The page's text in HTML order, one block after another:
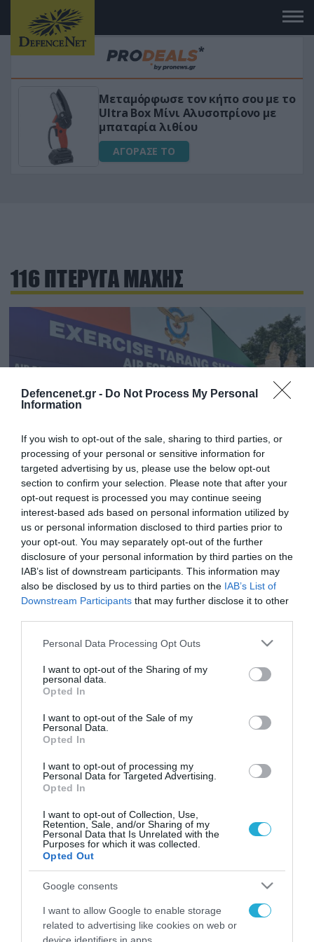
Defencenet.gr - Do Not Process My Personal
Information
If you wish to opt-out of the sale, sharing to third parties, or
processing of your personal or sensitive information for
targeted advertising by us, please use the below opt-out
section to confirm your selection. Please note that after your
opt-out request is processed you may continue seeing
interest-based ads based on personal information utilized by
us or personal information disclosed to third parties prior to
your opt-out. You may separately opt-out of the further
disclosure of your personal information by third parties on the
IAB’s list of downstream participants. This information may
also be disclosed by us to third parties on the IAB’s List of
Downstream Participants that may further disclose it to other
Please note that this website/app uses one or more Google
not limited to your visit or usage behaviour. You may click to
grant or deny consent to Google and its third-party tags to
use your data for below specified purposes in below Google
consent section.
Personal Data Processing Opt Outs
I want to opt-out of the Sharing of my
personal data.
Opted In
I want to opt-out of the Sale of my
Personal Data.
Opted In
I want to opt-out of processing my
Personal Data for Targeted Advertising.
Opted In
I want to opt-out of Collection, Use,
Retention, Sale, and/or Sharing of my
Personal Data that Is Unrelated with the
Purposes for which it was collected.
Opted Out
Google consents
I want to allow Google to enable storage
related to advertising like cookies on web or
Μεταμόρφωσε τον κήπο σου με το
Ultra Box Μίνι Αλυσοπρίονο με
μπαταρία λιθίου
ΑΓΟΡΑΣΕ ΤΟ
116 ΠΤΕΡΥΓΑ ΜΑΧΗΣ
17.09.2024 | 11:57
Η 336 Μοίρα της 116 Πτέρυγας Μάχης
συμμετείχε στην άσκηση «Tarang Shakti 24»
στην Ινδία (φώτο)
Η άσκηση διεξήχθη από τις 29 Αυγούστου έως και τις
14 Σεπτεμβρίου, στην αεροπορική βάση «Jodhpur»
FOCUS ON
06.08.2026 | 01:02
Ο πρόεδρος του Ιράν
αποκαλύπτει για την υγεία του
πολύ δύσκολη η επικοινωνία»
06.08.2026